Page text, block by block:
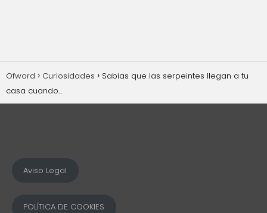
Ofword Curiosidades
Sabias que las serpeintes llegan a tu
casa cuando...
Aviso Legal
POLÍTICA DE COOKIES